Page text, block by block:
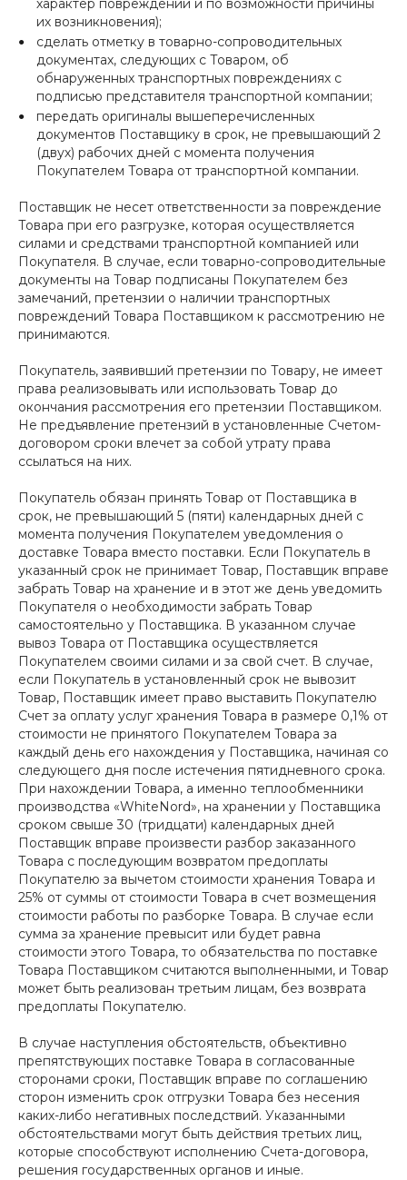
характер повреждений и по возможности причины
их возникновения);
сделать отметку в товарно-сопроводительных
документах, следующих с Товаром, об
обнаруженных транспортных повреждениях с
подписью представителя транспортной компании;
передать оригиналы вышеперечисленных
документов Поставщику в срок, не превышающий 2
(двух) рабочих дней с момента получения
Покупателем Товара от транспортной компании.
Поставщик не несет ответственности за повреждение
Товара при его разгрузке, которая осуществляется
силами и средствами транспортной компанией или
Покупателя. В случае, если товарно-сопроводительные
документы на Товар подписаны Покупателем без
замечаний, претензии о наличии транспортных
повреждений Товара Поставщиком к рассмотрению не
принимаются.
Покупатель, заявивший претензии по Товару, не имеет
права реализовывать или использовать Товар до
окончания рассмотрения его претензии Поставщиком.
Не предъявление претензий в установленные Счетом-
договором сроки влечет за собой утрату права
ссылаться на них.
Покупатель обязан принять Товар от Поставщика в
срок, не превышающий 5 (пяти) календарных дней с
момента получения Покупателем уведомления о
доставке Товара вместо поставки. Если Покупатель в
указанный срок не принимает Товар, Поставщик вправе
забрать Товар на хранение и в этот же день уведомить
Покупателя о необходимости забрать Товар
самостоятельно у Поставщика. В указанном случае
вывоз Товара от Поставщика осуществляется
Покупателем своими силами и за свой счет. В случае,
если Покупатель в установленный срок не вывозит
Товар, Поставщик имеет право выставить Покупателю
Счет за оплату услуг хранения Товара в размере 0,1% от
стоимости не принятого Покупателем Товара за
каждый день его нахождения у Поставщика, начиная со
следующего дня после истечения пятидневного срока.
При нахождении Товара, а именно теплообменники
производства «WhiteNord», на хранении у Поставщика
сроком свыше 30 (тридцати) календарных дней
Поставщик вправе произвести разбор заказанного
Товара с последующим возвратом предоплаты
Покупателю за вычетом стоимости хранения Товара и
25% от суммы от стоимости Товара в счет возмещения
стоимости работы по разборке Товара. В случае если
сумма за хранение превысит или будет равна
стоимости этого Товара, то обязательства по поставке
Товара Поставщиком считаются выполненными, и Товар
может быть реализован третьим лицам, без возврата
предоплаты Покупателю.
В случае наступления обстоятельств, объективно
препятствующих поставке Товара в согласованные
сторонами сроки, Поставщик вправе по соглашению
сторон изменить срок отгрузки Товара без несения
каких-либо негативных последствий. Указанными
обстоятельствами могут быть действия третьих лиц,
которые способствуют исполнению Счета-договора,
решения государственных органов и иные.